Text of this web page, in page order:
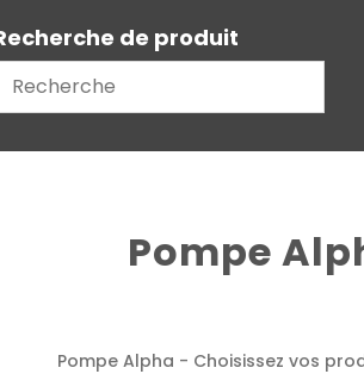
de produit
Pompe
Pompe Alpha - Choisissez vos